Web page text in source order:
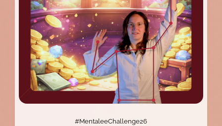
#MentaleeChallenge26